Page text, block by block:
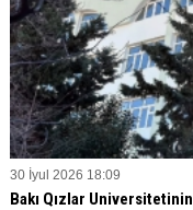
30 İyul 2026 18:09
Bakı Qızlar Universitetinin